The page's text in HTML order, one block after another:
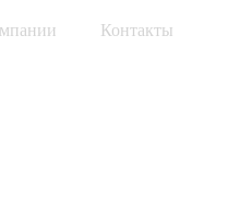
Контакты